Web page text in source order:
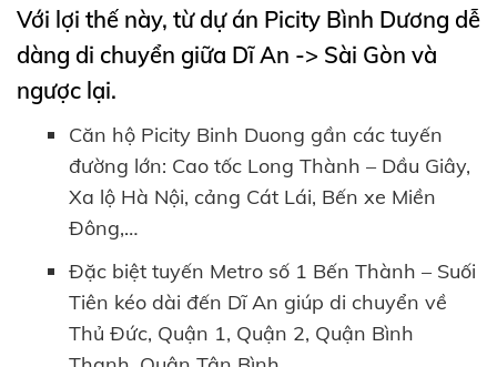
Với lợi thế này, từ dự án Picity Bình Dương dễ
dàng di chuyển giữa Dĩ An -> Sài Gòn và
ngược lại.
Căn hộ Picity Binh Duong gần các tuyến
đường lớn: Cao tốc Long Thành – Dầu Giây,
Xa lộ Hà Nội, cảng Cát Lái, Bến xe Miền
Đông,…
Đặc biệt tuyến Metro số 1 Bến Thành – Suối
Tiên kéo dài đến Dĩ An giúp di chuyển về
Thủ Đức, Quận 1, Quận 2, Quận Bình